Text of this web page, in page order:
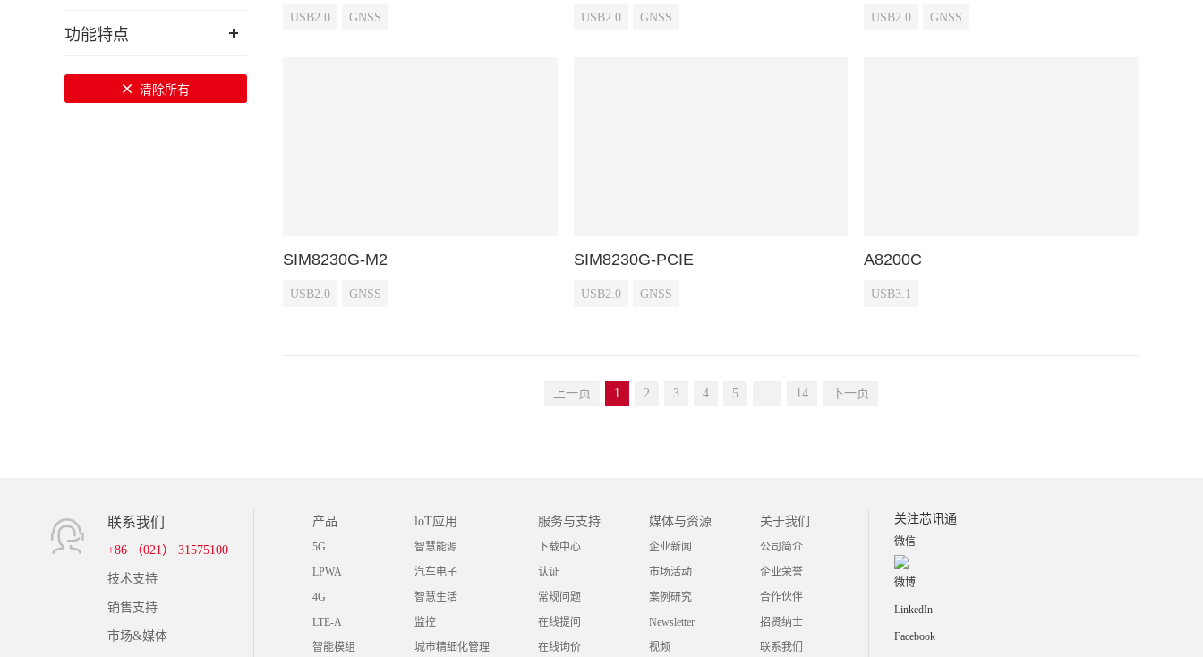
功能特点
清除所有
USB2.0 GNSS USB2.0 GNSS USB2.0 GNSS
SIM8230G-M2
USB2.0 GNSS
SIM8230G-PCIE
USB2.0 GNSS
A8200C
USB3.1
上一页 1 2 3 4 5 ... 14 下一页
联系我们
+86 （021） 31575100
技术支持
销售支持
市场&媒体
产品
5G
LPWA
4G
LTE-A
智能模组
loT应用
智慧能源
汽车电子
智慧生活
监控
城市精细化管理
服务与支持
下载中心
认证
常规问题
在线提问
在线询价
媒体与资源
企业新闻
市场活动
案例研究
Newsletter
视频
关于我们
公司简介
企业荣誉
合作伙伴
招贤纳士
联系我们
关注芯讯通
微信
微博
LinkedIn
Facebook